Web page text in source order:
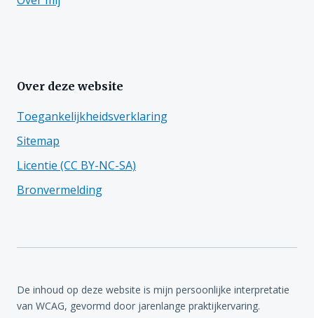
Over deze website
Toegankelijkheidsverklaring
Sitemap
Licentie (CC BY-NC-SA)
Bronvermelding
De inhoud op deze website is mijn persoonlijke interpretatie
van WCAG, gevormd door jarenlange praktijkervaring.